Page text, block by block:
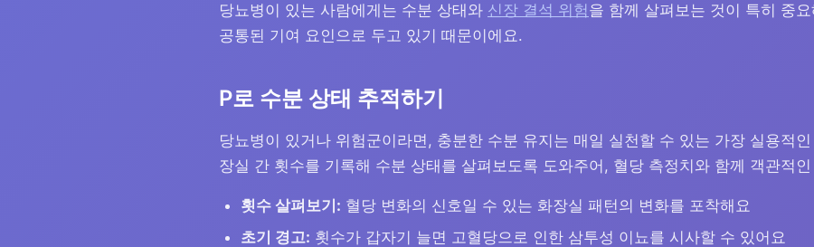
당뇨병이 있는 사람에게는 수분 상태와 신장 결석 위험 을 함께 살펴보는 것이 특히 중
공통된 기여 요인으로 두고 있기 때문이에요.
P로 수분 상태 추적하기
당뇨병이 있거나 위험군이라면, 충분한 수분 유지는 매일 실천할 수 있는 가장 실용적
장실 간 횟수를 기록해 수분 상태를 살펴보도록 도와주어, 혈당 측정치와 함께 객관적
횟수 살펴보기: 혈당 변화의 신호일 수 있는 화장실 패턴의 변화를 포착해요
초기 경고: 횟수가 갑자기 늘면 고혈당으로 인한 삼투성 이뇨를 시사할 수 있어요